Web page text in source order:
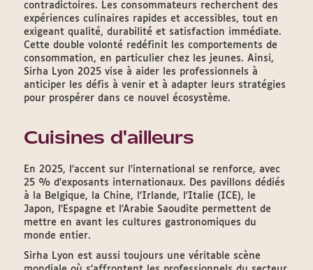
contradictoires. Les consommateurs recherchent des
expériences culinaires rapides et accessibles, tout en
exigeant qualité, durabilité et satisfaction immédiate.
Cette double volonté redéfinit les comportements de
consommation, en particulier chez les jeunes. Ainsi,
Sirha Lyon 2025 vise à aider les professionnels à
anticiper les défis à venir et à adapter leurs stratégies
pour prospérer dans ce nouvel écosystème.
Cuisines d'ailleurs
En 2025, l’accent sur l’international se renforce, avec
25 % d’exposants internationaux. Des pavillons dédiés
à la Belgique, la Chine, l'Irlande, l'Italie (ICE), le
Japon, l'Espagne et l'Arabie Saoudite permettent de
mettre en avant les cultures gastronomiques du
monde entier.
Sirha Lyon est aussi toujours une véritable scène